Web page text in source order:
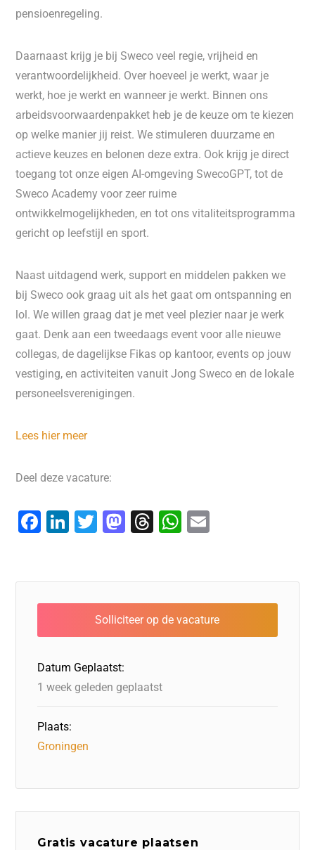
pensioenregeling.
Daarnaast krijg je bij Sweco veel regie, vrijheid en
verantwoordelijkheid. Over hoeveel je werkt, waar je
werkt, hoe je werkt en wanneer je werkt. Binnen ons
arbeidsvoorwaardenpakket heb je de keuze om te kiezen
op welke manier jij reist. We stimuleren duurzame en
actieve keuzes en belonen deze extra. Ook krijg je direct
toegang tot onze eigen AI-omgeving SwecoGPT, tot de
Sweco Academy voor zeer ruime
ontwikkelmogelijkheden, en tot ons vitaliteitsprogramma
gericht op leefstijl en sport.
Naast uitdagend werk, support en middelen pakken we
bij Sweco ook graag uit als het gaat om ontspanning en
lol. We willen graag dat je met veel plezier naar je werk
gaat. Denk aan een tweedaags event voor alle nieuwe
collegas, de dagelijkse Fikas op kantoor, events op jouw
vestiging, en activiteiten vanuit Jong Sweco en de lokale
personeelsverenigingen.
Lees hier meer
Deel deze vacature:
F
e
b
o
o
k
Li
e
dI
n
T
er
M
o
d
o
T
a
d
s
W
s
A
p
l
Datum Geplaatst:
1 week geleden geplaatst
Plaats:
Groningen
Gratis vacature plaatsen